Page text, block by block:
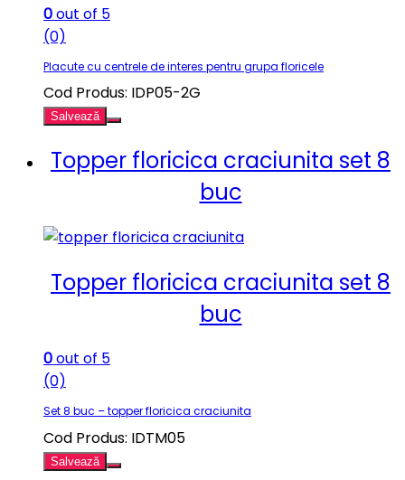
0out of 5
(0)
Placute cu centrele de interes pentru grupa floricele
Cod Produs: IDP05-2G
Salvează
Topper floricica craciunita set 8
buc
Topper floricica craciunita set 8
buc
0out of 5
(0)
Set 8 buc – topper floricica craciunita
Cod Produs: IDTM05
Salvează